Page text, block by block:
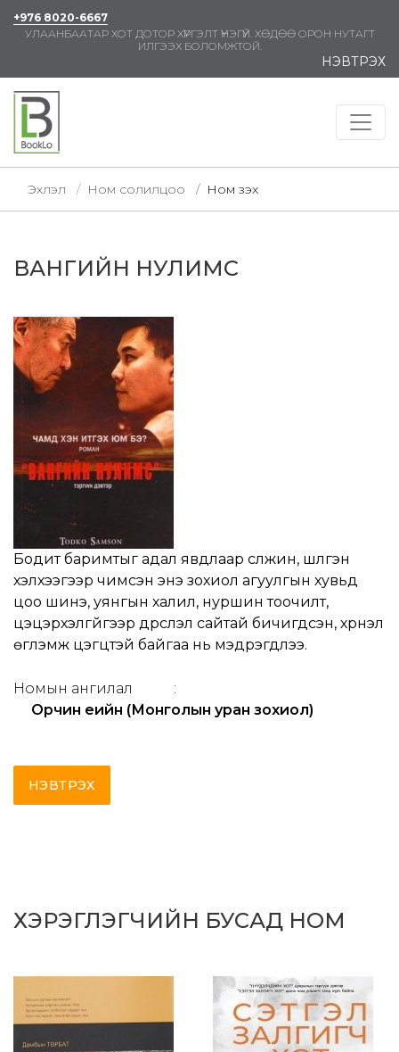
+976 8020-6667
УЛААНБААТАР ХОТ ДОТОР ХҮРГЭЛТ ҮНЭГҮЙ. ХӨДӨӨ ОРОН НУТАГТ
ИЛГЭЭХ БОЛОМЖТОЙ.
НЭВТРЭХ
Эхлэл Ном солилцоо Ном үзэх
ВАНГИЙН НУЛИМС
Бодит баримтыг адал явдлаар сүлжин, шүлгэн
хэлхээгээр чимсэн энэ зохиол агуулгын хувьд
цоо шинэ, уянгын халил, нуршин тоочилт,
цэцэрхэлгүйгээр дүрслэл сайтай бичигдсэн, хүүрнэл
өгүүлэмж цэгцтэй байгаа нь мэдрэгдлээ.
Номын ангилал
:
Орчин үеийн (Монголын уран зохиол)
НЭВТРЭХ
ХЭРЭГЛЭГЧИЙН БУСАД НОМ